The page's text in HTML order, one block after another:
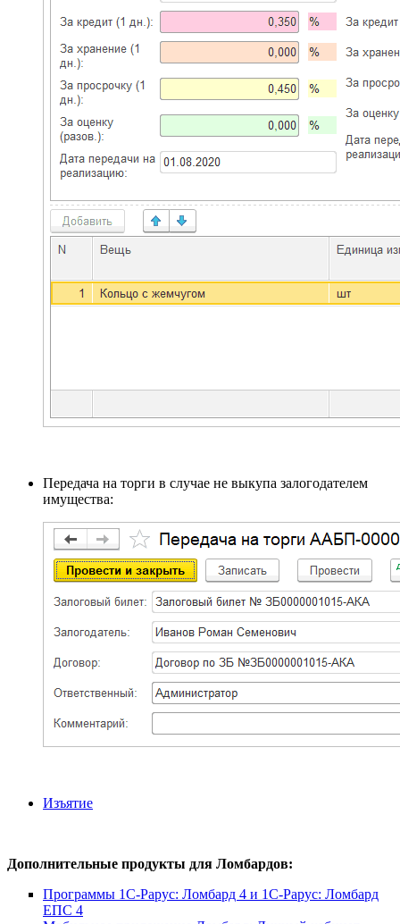
Передача на торги в случае не выкупа залогодателем
имущества:
Изъятие
Дополнительные продукты для Ломбардов:
Программы 1С-Рарус: Ломбард 4 и 1С-Рарус: Ломбард
ЕПС 4